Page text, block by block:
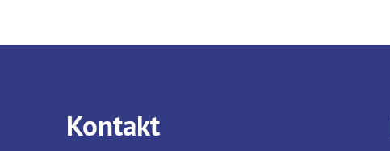
Umbau
Erweiterung
Kontakt